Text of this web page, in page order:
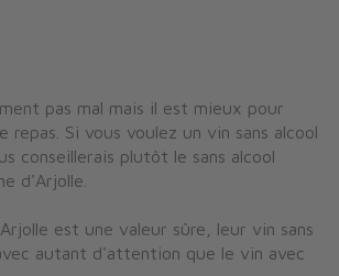
pas mal mais il est mieux pour
Si vous voulez un vin sans alcool
conseillerais plutôt le sans alcool
d'Arjolle.
est une valeur sûre, leur vin sans
autant d'attention que le vin avec